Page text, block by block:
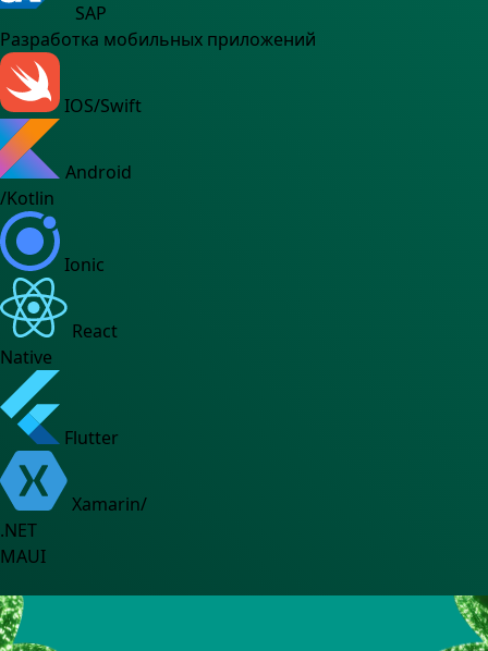
SAP
Разработка мобильных приложений
IOS/Swift
Android
/Kotlin
Ionic
React
Native
Flutter
Xamarin/
.NET
MAUI